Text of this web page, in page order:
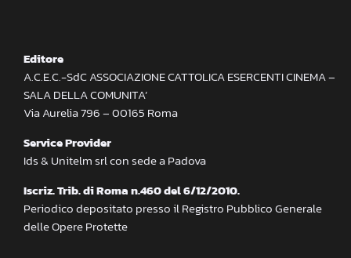
Editore
A.C.E.C.-SdC ASSOCIAZIONE CATTOLICA ESERCENTI CINEMA –
SALA DELLA COMUNITA’
Via Aurelia 796 – 00165 Roma
Service Provider
Ids & Unitelm srl con sede a Padova
Iscriz. Trib. di Roma n.460 del 6/12/2010.
Periodico depositato presso il Registro Pubblico Generale
delle Opere Protette